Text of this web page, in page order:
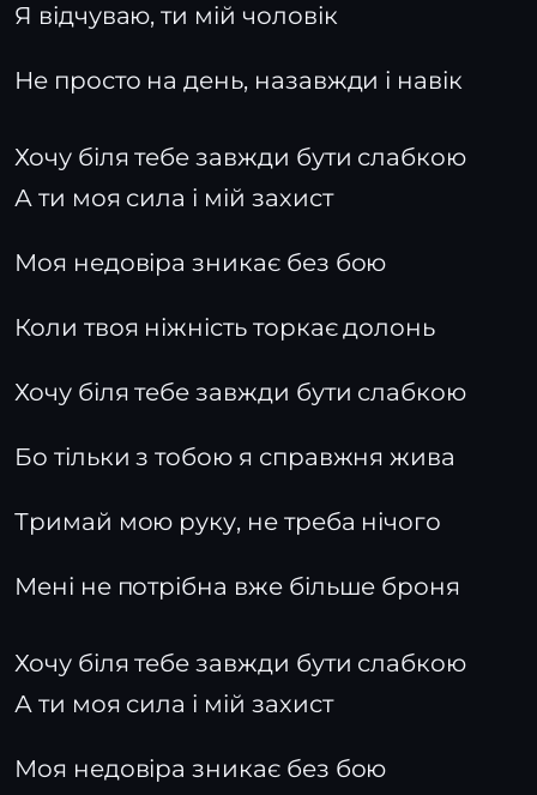
Я відчуваю, ти мій чоловік
Не просто на день, назавжди і навік
Хочу біля тебе завжди бути слабкою
А ти моя сила і мій захист
Моя недовіра зникає без бою
Коли твоя ніжність торкає долонь
Хочу біля тебе завжди бути слабкою
Бо тільки з тобою я справжня жива
Тримай мою руку, не треба нічого
Мені не потрібна вже більше броня
Хочу біля тебе завжди бути слабкою
А ти моя сила і мій захист
Моя недовіра зникає без бою